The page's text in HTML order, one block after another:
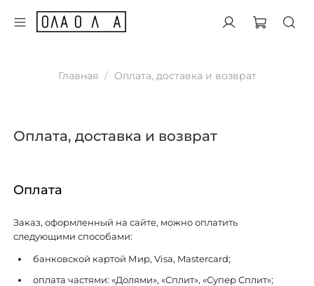
Главная Оплата, доставка и возврат
Оплата, доставка и возврат
Оплата
Заказ, оформленный на сайте, можно оплатить
следующими способами:
банковской картой Мир, Visa, Mastercard;
оплата частями: «Долями», «Сплит», «Супер Сплит»;